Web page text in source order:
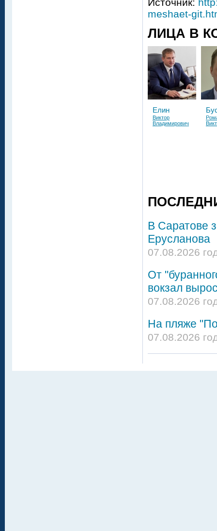
Источник:
meshaet-
ЛИЦА В
Елин
Виктор
Владимирович
В Саратове
Ерусланова
07.08.2026
От
вокзал
07.08.2026
На пляже
07.08.2026